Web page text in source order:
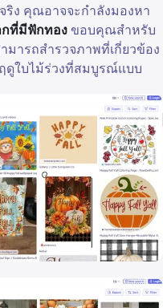
ง คุณอาจจะกำลังมองหา
ที่มีฟักทองขอบคุณสำหรับ
ารถสำรวจภาพที่เกี่ยวข้อง
ดูใบไม้ร่วงที่สมบูรณ์แบบ